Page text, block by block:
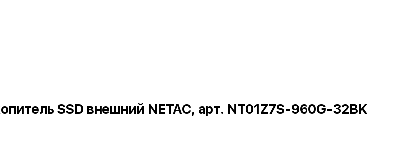
SSD внешний NETAC, арт. NT01Z7S-960G-32BK